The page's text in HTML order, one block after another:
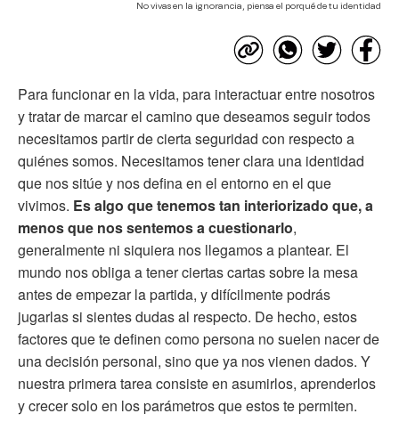
No vivas en la ignorancia, piensa el porqué de tu identidad
Para funcionar en la vida, para interactuar entre nosotros
y tratar de marcar el camino que deseamos seguir todos
necesitamos partir de cierta seguridad con respecto a
quiénes somos. Necesitamos tener clara una identidad
que nos sitúe y nos defina en el entorno en el que
vivimos. Es algo que tenemos tan interiorizado que, a
menos que nos sentemos a cuestionarlo,
generalmente ni siquiera nos llegamos a plantear. El
mundo nos obliga a tener ciertas cartas sobre la mesa
antes de empezar la partida, y difícilmente podrás
jugarlas si sientes dudas al respecto. De hecho, estos
factores que te definen como persona no suelen nacer de
una decisión personal, sino que ya nos vienen dados. Y
nuestra primera tarea consiste en asumirlos, aprenderlos
y crecer solo en los parámetros que estos te permiten.